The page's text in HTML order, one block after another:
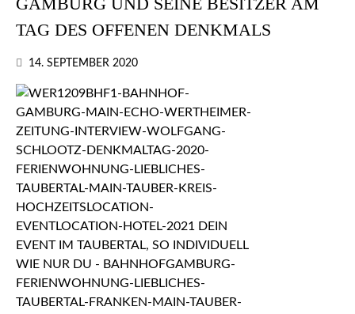
TAG DES OFFENEN DENKMALS
14. SEPTEMBER 2020